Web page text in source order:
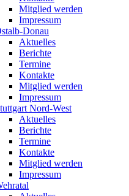
Mitglied werden
Impressum
Donau
Aktuelles
Berichte
Termine
Kontakte
Mitglied werden
Impressum
Nord-West
Aktuelles
Berichte
Termine
Kontakte
Mitglied werden
Impressum